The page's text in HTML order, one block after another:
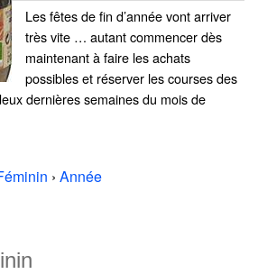
Les fêtes de fin d’année vont arriver
très vite … autant commencer dès
maintenant à faire les achats
possibles et réserver les courses des
dernières semaines du mois de
› Année